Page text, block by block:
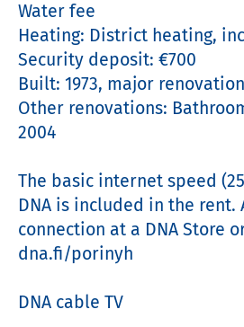
Water fee
Heating: District heating,
Security deposit: €700
Built: 1973, major
Other renovations:
2004
The basic internet speed
DNA is included in the rent.
connection at a DNA Store
dna.fi/porinyh
DNA cable TV